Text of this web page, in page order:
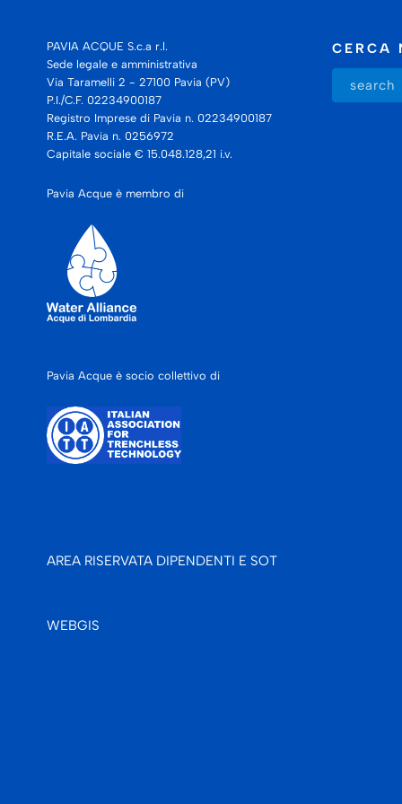
PAVIA ACQUE S.c.a r.l.
Sede legale e amministrativa
Via Taramelli 2 - 27100 Pavia (PV)
P.I./C.F. 02234900187
Registro Imprese di Pavia n. 02234900187
R.E.A. Pavia n. 0256972
Capitale sociale € 15.048.128,21 i.v.
Pavia Acque è membro di
Pavia Acque è socio collettivo di
AREA RISERVATA DIPENDENTI E SOT
WEBGIS
CERCA